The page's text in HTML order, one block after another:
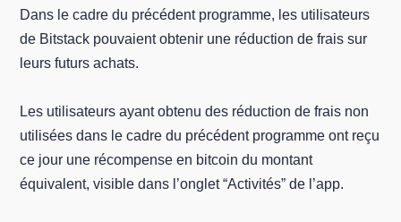
Dans le cadre du précédent programme, les utilisateurs
de Bitstack pouvaient obtenir une réduction de frais sur
leurs futurs achats.
Les utilisateurs ayant obtenu des réduction de frais non
utilisées dans le cadre du précédent programme ont reçu
ce jour une récompense en bitcoin du montant
équivalent, visible dans l’onglet “Activités” de l’app.